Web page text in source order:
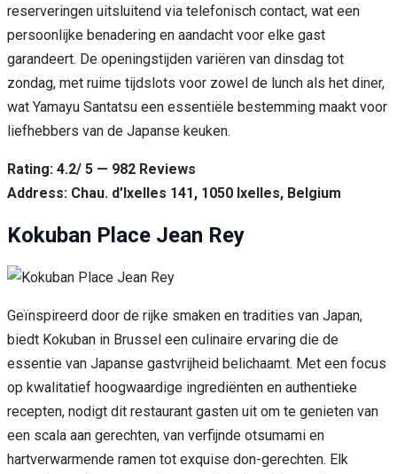
reserveringen uitsluitend via telefonisch contact, wat een
persoonlijke benadering en aandacht voor elke gast
garandeert. De openingstijden variëren van dinsdag tot
zondag, met ruime tijdslots voor zowel de lunch als het diner,
wat Yamayu Santatsu een essentiële bestemming maakt voor
liefhebbers van de Japanse keuken.
Rating: 4.2/ 5 — 982 Reviews
Address: Chau. d’Ixelles 141, 1050 Ixelles, Belgium
Kokuban Place Jean Rey
Geïnspireerd door de rijke smaken en tradities van Japan,
biedt Kokuban in Brussel een culinaire ervaring die de
essentie van Japanse gastvrijheid belichaamt. Met een focus
op kwalitatief hoogwaardige ingrediënten en authentieke
recepten, nodigt dit restaurant gasten uit om te genieten van
een scala aan gerechten, van verfijnde otsumami en
hartverwarmende ramen tot exquise don-gerechten. Elk